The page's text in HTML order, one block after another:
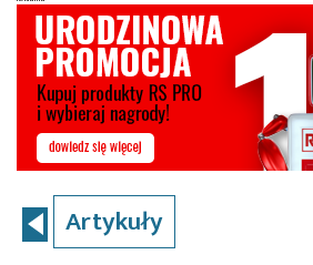
Artykuły